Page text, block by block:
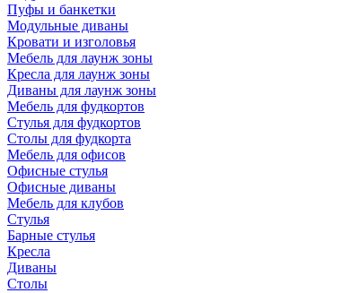
Пуфы и банкетки
Модульные диваны
Кровати и изголовья
Мебель для лаунж зоны
Кресла для лаунж зоны
Диваны для лаунж зоны
Мебель для фудкортов
Стулья для фудкортов
Столы для фудкорта
Мебель для офисов
Офисные стулья
Офисные диваны
Мебель для клубов
Стулья
Барные стулья
Кресла
Диваны
Столы